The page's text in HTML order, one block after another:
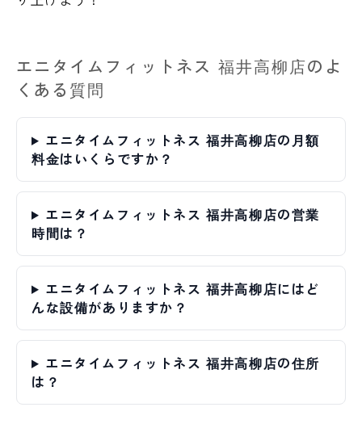
エニタイムフィットネス 福井高柳店のよ
くある質問
エニタイムフィットネス 福井高柳店の月額
料金はいくらですか？
エニタイムフィットネス 福井高柳店の営業
時間は？
エニタイムフィットネス 福井高柳店にはど
んな設備がありますか？
エニタイムフィットネス 福井高柳店の住所
は？